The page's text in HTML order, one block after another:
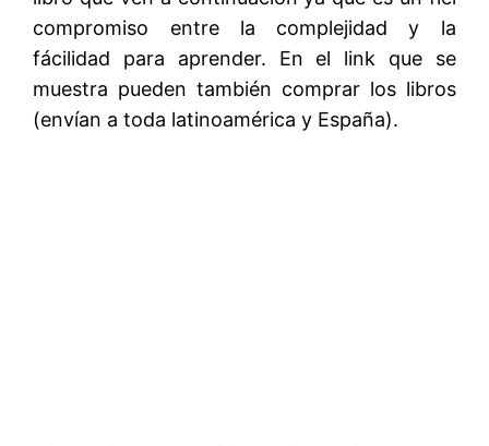
compromiso entre la complejidad y la
fácilidad para aprender. En el link que se
muestra pueden también comprar los libros
(envían a toda latinoamérica y España).